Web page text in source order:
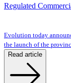
Regulated
Evolution today
the launch of the
Read article